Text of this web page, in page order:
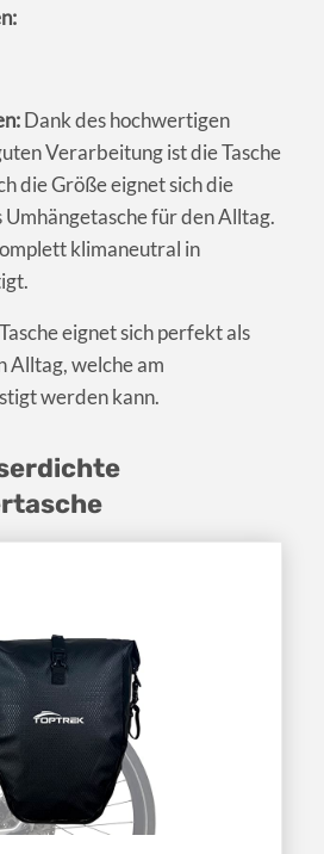
Dank des hochwertigen
Verarbeitung ist die Tasche
die Größe eignet sich die
Umhängetasche für den Alltag.
klimaneutral in
eignet sich perfekt als
Alltag, welche am
werden kann.